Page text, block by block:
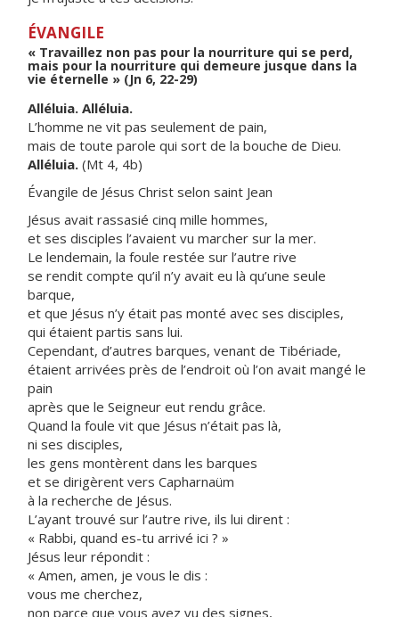
ÉVANGILE
« Travaillez non pas pour la nourriture qui se perd,
mais pour la nourriture qui demeure jusque dans la
vie éternelle » (Jn 6, 22-29)
Alléluia. Alléluia.
L’homme ne vit pas seulement de pain,
mais de toute parole qui sort de la bouche de Dieu.
Alléluia. (Mt 4, 4b)
Évangile de Jésus Christ selon saint Jean
Jésus avait rassasié cinq mille hommes,
et ses disciples l’avaient vu marcher sur la mer.
Le lendemain, la foule restée sur l’autre rive
se rendit compte qu’il n’y avait eu là qu’une seule
barque,
et que Jésus n’y était pas monté avec ses disciples,
qui étaient partis sans lui.
Cependant, d’autres barques, venant de Tibériade,
étaient arrivées près de l’endroit où l’on avait mangé le
pain
après que le Seigneur eut rendu grâce.
Quand la foule vit que Jésus n’était pas là,
ni ses disciples,
les gens montèrent dans les barques
et se dirigèrent vers Capharnaüm
à la recherche de Jésus.
L’ayant trouvé sur l’autre rive, ils lui dirent :
« Rabbi, quand es-tu arrivé ici ? »
Jésus leur répondit :
« Amen, amen, je vous le dis :
vous me cherchez,
non parce que vous avez vu des signes,